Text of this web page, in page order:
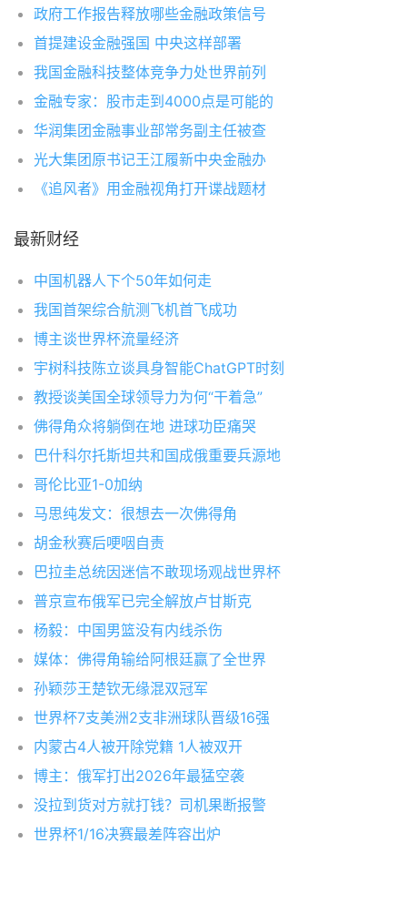
政府工作报告释放哪些金融政策信号
首提建设金融强国 中央这样部署
我国金融科技整体竞争力处世界前列
金融专家：股市走到4000点是可能的
华润集团金融事业部常务副主任被查
光大集团原书记王江履新中央金融办
《追风者》用金融视角打开谍战题材
最新财经
中国机器人下个50年如何走
我国首架综合航测飞机首飞成功
博主谈世界杯流量经济
宇树科技陈立谈具身智能ChatGPT时刻
教授谈美国全球领导力为何“干着急”
佛得角众将躺倒在地 进球功臣痛哭
巴什科尔托斯坦共和国成俄重要兵源地
哥伦比亚1-0加纳
马思纯发文：很想去一次佛得角
胡金秋赛后哽咽自责
巴拉圭总统因迷信不敢现场观战世界杯
普京宣布俄军已完全解放卢甘斯克
杨毅：中国男篮没有内线杀伤
媒体：佛得角输给阿根廷赢了全世界
孙颖莎王楚钦无缘混双冠军
世界杯7支美洲2支非洲球队晋级16强
内蒙古4人被开除党籍 1人被双开
博主：俄军打出2026年最猛空袭
没拉到货对方就打钱？司机果断报警
世界杯1/16决赛最差阵容出炉